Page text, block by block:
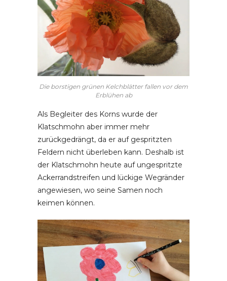
Die borstigen grünen Kelchblätter fallen vor dem
Erblühen ab
Als Begleiter des Korns wurde der
Klatschmohn aber immer mehr
zurückgedrängt, da er auf gespritzten
Feldern nicht überleben kann. Deshalb ist
der Klatschmohn heute auf ungespritzte
Ackerrandstreifen und lückige Wegränder
angewiesen, wo seine Samen noch
keimen können.